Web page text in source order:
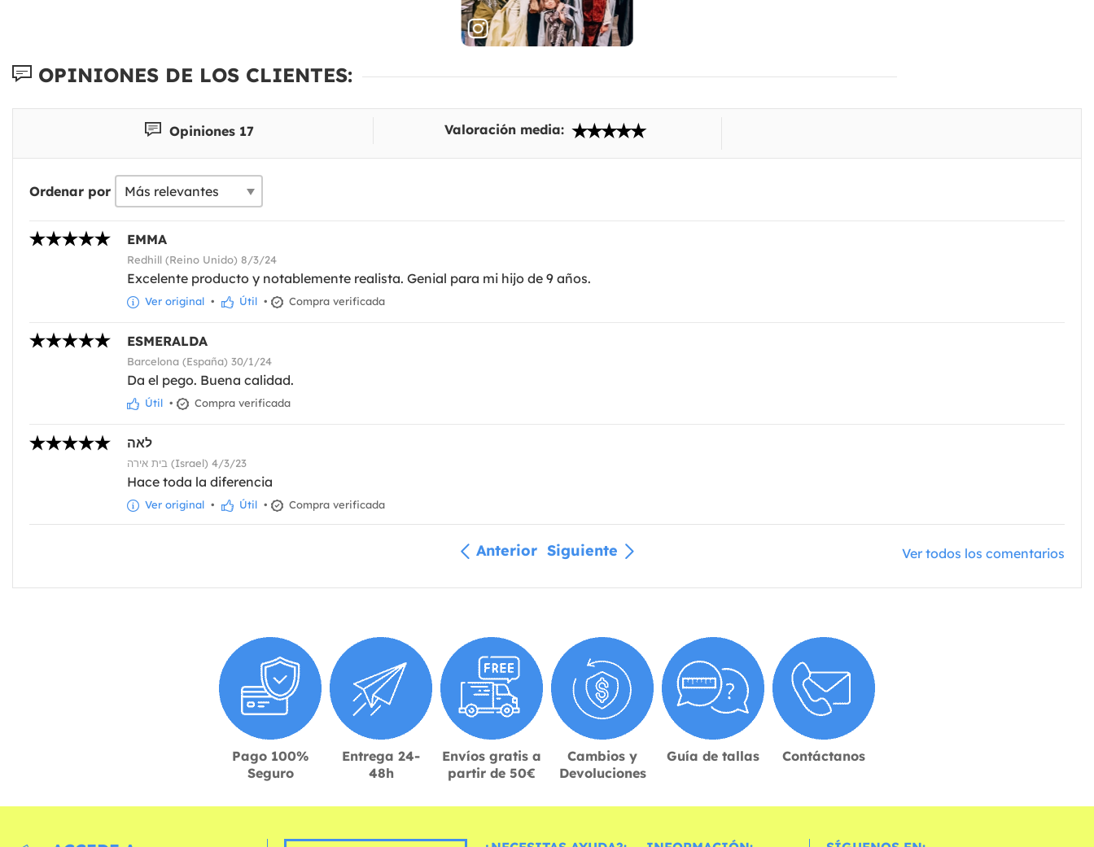
OPINIONES DE LOS CLIENTES:
Opiniones 17 Valoración media:
Ordenar por
EMMA
Redhill (Reino Unido) 8/3/24
Excelente producto y notablemente realista. Genial para mi hijo de 9 años.
Ver original • Útil • Compra verificada
ESMERALDA
Barcelona (España) 30/1/24
Da el pego. Buena calidad.
Útil • Compra verificada
לאה
בית אירה (Israel) 4/3/23
Hace toda la diferencia
Ver original • Útil • Compra verificada
Anterior Siguiente Ver todos los comentarios
Pago 100%
Seguro
Entrega 24-
48h
Envíos gratis a
partir de 50€
Cambios y
Devoluciones
Guía de tallas Contáctanos